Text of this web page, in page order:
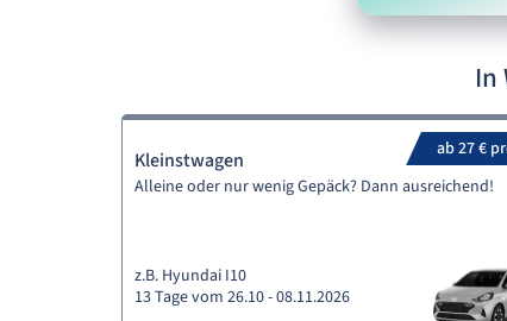
In
ab 27 €
Kleinstwagen
Alleine oder nur wenig Gepäck? Dann ausreichend!
z.B. Hyundai I10
13 Tage vom 26.10 - 08.11.2026